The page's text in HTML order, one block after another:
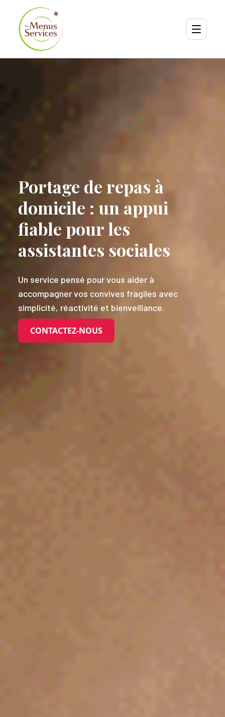
Portage de repas à
domicile : un appui
fiable pour les
assistantes sociales
Un service pensé pour vous aider à
accompagner vos convives fragiles avec
simplicité, réactivité et bienveillance.
CONTACTEZ-NOUS